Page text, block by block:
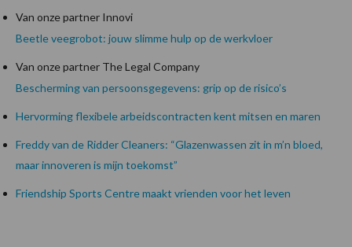
Van onze partner Innovi
Beetle veegrobot: jouw slimme hulp op de werkvloer
Van onze partner The Legal Company
Bescherming van persoonsgegevens: grip op de risico’s
Hervorming flexibele arbeidscontracten kent mitsen en maren
Freddy van de Ridder Cleaners: “Glazenwassen zit in m’n bloed,
maar innoveren is mijn toekomst”
Friendship Sports Centre maakt vrienden voor het leven